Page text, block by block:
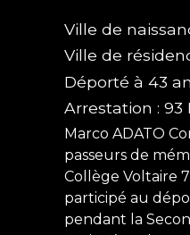
Ville de
Ville de
Déporté à 43
Arrestation : 93
Marco ADATO
passeurs de
Collège Voltaire
participé au
pendant la